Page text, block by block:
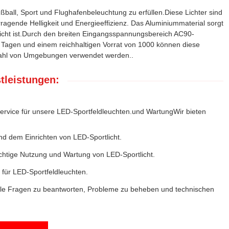
Sport und Flughafenbeleuchtung zu erfüllen.Diese Lichter sind
Helligkeit und Energieeffizienz. Das Aluminiummaterial sorgt
ist.Durch den breiten Eingangsspannungsbereich AC90-
und einem reichhaltigen Vorrat von 1000 können diese
von Umgebungen verwendet werden..
für unsere LED-Sportfeldleuchten.und WartungWir bieten
dem Einrichten von LED-Sportlicht.
Nutzung und Wartung von LED-Sportlicht.
LED-Sportfeldleuchten.
Fragen zu beantworten, Probleme zu beheben und technischen